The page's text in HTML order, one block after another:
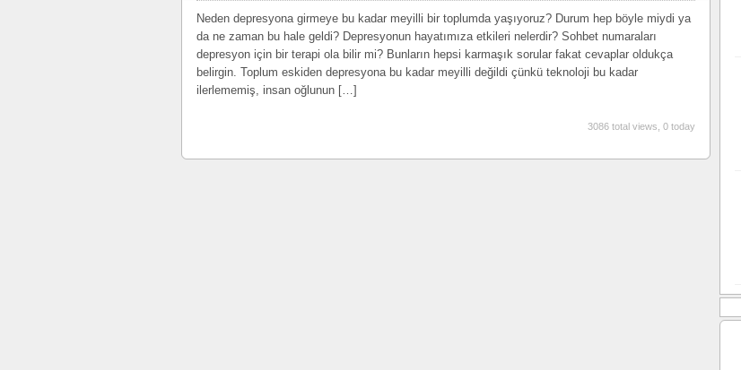
Neden depresyona girmeye bu kadar meyilli bir toplumda yaşıyoruz? Durum hep böyle miydi ya
da ne zaman bu hale geldi? Depresyonun hayatımıza etkileri nelerdir? Sohbet numaraları
depresyon için bir terapi ola bilir mi? Bunların hepsi karmaşık sorular fakat cevaplar oldukça
belirgin. Toplum eskiden depresyona bu kadar meyilli değildi çünkü teknoloji bu kadar
ilerlememiş, insan oğlunun […]
3086 total views, 0 today